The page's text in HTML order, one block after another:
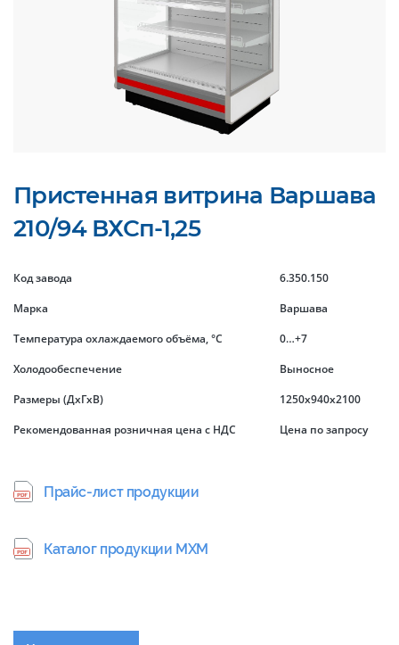
Пристенная витрина Варшава
210/94 ВХСп-1,25
Код завода
6.350.150
Марка
Варшава
Температура охлаждаемого объёма, °C
0…+7
Холодообеспечение
Выносное
Размеры (ДхГхВ)
1250x940x2100
Рекомендованная розничная цена с НДС
Цена по запросу
Прайс-лист продукции
Каталог продукции МХМ